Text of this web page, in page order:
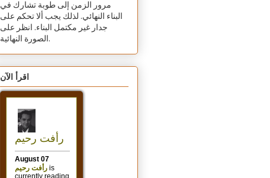
مرور الزمن إلى طوبة تشارك في
البناء النهائي. لذلك يجب ألا تحكم على
جدار غير مكتمل البناء. انظر على
الصورة النهائية.
اقرأ الآن